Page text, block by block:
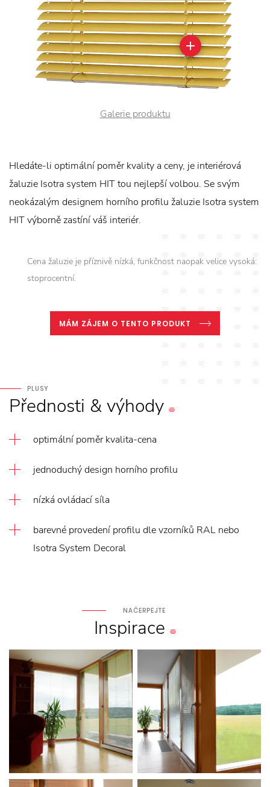
Galerie produktu
Hledáte-li optimální poměr kvality a ceny, je interiérová
žaluzie Isotra system HIT tou nejlepší volbou. Se svým
neokázalým designem horního profilu žaluzie Isotra system
HIT výborně zastíní váš interiér.
Cena žaluzie je příznivě nízká, funkčnost naopak velice vysoká:
stoprocentní.
MÁM ZÁJEM O TENTO PRODUKT
PLUSY
Přednosti &výhody
optimální poměr kvalita-cena
jednoduchý design horního profilu
nízká ovládací síla
barevné provedení profilu dle vzorníků RAL nebo
Isotra System Decoral
NAČERPEJTE
Inspirace